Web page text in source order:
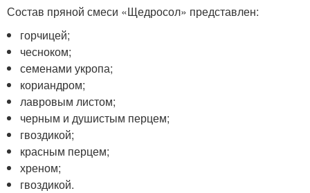
Состав пряной смеси «Щедросол» представлен:
горчицей;
чесноком;
семенами укропа;
кориандром;
лавровым листом;
черным и душистым перцем;
гвоздикой;
красным перцем;
хреном;
гвоздикой.